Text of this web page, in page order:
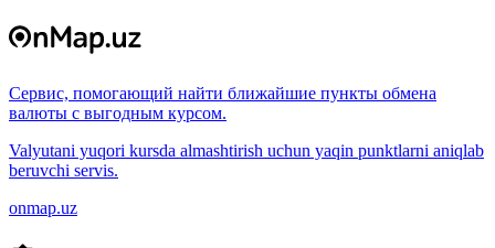
Сервис, помогающий найти ближайшие пункты обмена
валюты с выгодным курсом.
Valyutani yuqori kursda almashtirish uchun yaqin punktlarni aniqlab
beruvchi servis.
onmap.uz